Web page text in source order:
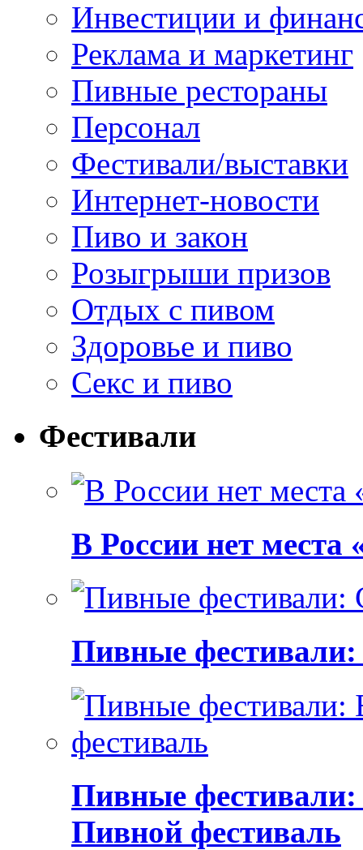
Инвестиции и
Реклама и маркетинг
Пивные рестораны
Персонал
Фестивали/выставки
Интернет-новости
Пиво и закон
Розыгрыши призов
Отдых с пивом
Здоровье и пиво
Секс и пиво
Фестивали
В России нет места
Пивные фестивали:
Пивные
Пивной фестиваль